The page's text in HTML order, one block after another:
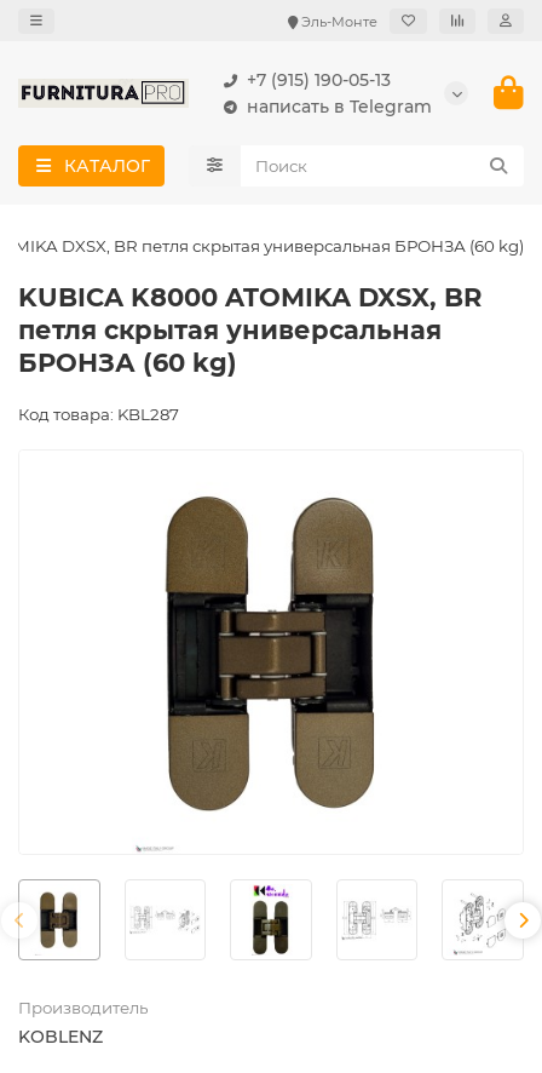
Эль-Монте
+7 (915) 190-05-13
написать в Telegram
КАТАЛОГ
DXSX, BR петля скрытая универсальная БРОНЗА (60 kg)
KUBICA K8000 ATOMIKA DXSX, BR
петля скрытая универсальная
БРОНЗА (60 kg)
Код товара: KBL287
Производитель
KOBLENZ